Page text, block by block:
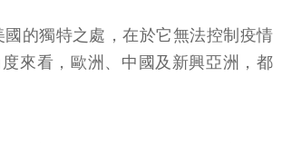
國的獨特之處，在於它無法控制疫情
來看，歐洲、中國及新興亞洲，都